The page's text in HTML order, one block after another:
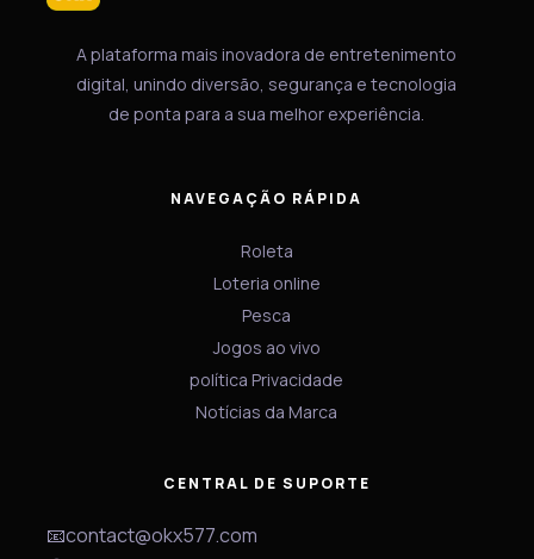
A plataforma mais inovadora de entretenimento
digital, unindo diversão, segurança e tecnologia
de ponta para a sua melhor experiência.
NAVEGAÇÃO RÁPIDA
Roleta
Loteria online
Pesca
Jogos ao vivo
política Privacidade
Notícias da Marca
CENTRAL DE SUPORTE
📧contact@okx577.com